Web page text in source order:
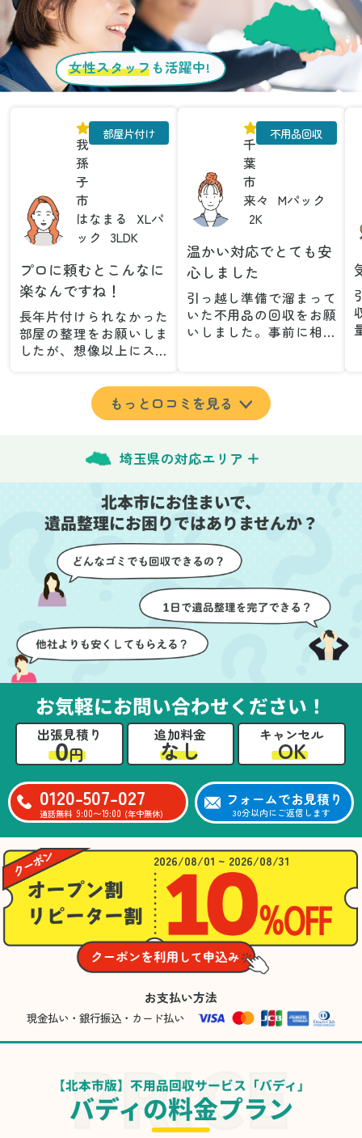
女性スタッフ も活躍中!
我
孫
子
市
はなまる
XLパ
ック
3LDK
部屋片付け
プロに頼むとこんなに
楽なんですね！
長年片付けられなかった
部屋の整理をお願いしま
したが、想像以上にスム
が集めた物や古い家具が
多く、自分たちだけでは
どうにもならない状態で
んが手際よく片付けてく
れたので、部屋が驚くほ
どスッキリしました。自
分では手が回らなかった
場所も含め、プロの力を
実感しました。
特に、物が散乱していた
部屋の整理や、細かなア
イテムの仕分けを迅速か
つ丁寧に対応していただ
けたのがありがたかった
です。家族それぞれが必
要なものを確認しながら
進めることができ、安心
できました。さらに、作
業終了後には部屋全体を
清掃していただき、まる
で新しい家のような清潔
千
葉
市
来々
Mパック
2K
不用品回収
温かい対応でとても安
心しました
引っ越し準備で溜まって
いた不用品の回収をお願
いしました。事前に相談
とができました。特に、
古い家具や壊れた家電な
ど、処分が難しいものが
よく対応していただき驚
きました。
当日は2名のスタッフが来
てくださり、作業の流れ
や注意点をしっかり説明
していただけたので、こ
ちらも安心感を持って作
業を見守ることができま
した。運び出しの際も、
壁や床を傷つけないよう
に細心の注意を払ってい
ただき、家全体がスムー
ズに片付いていくのがと
業が終わった後には、こ
ちらからお願いしなくて
も部屋を簡単に清掃して
いただけたのも好印象で
した。
サイクル可能なものにつ
いても教えていただき、
今後の片付けにも役立つ
知識が増えました。また
何かあれば、ぜひお願い
したいと思っています。
心のこもったサービスを
ありがとうございまし
た。
もっと口コミを見る
埼玉県の対応エリア
北本市にお住まいで、
遺品整理にお困りではありませんか？
お気軽にお問い合わせください！
出張見積り
0円
追加料金
なし
キャンセル
OK
0120-507-027
通話無料 9:00〜19:00 (年中無休)
フォームでお見積り
30分以内にご返信します
2026/08/01 ~ 2026/08/31
お支払い方法
現金払い・銀行振込・カード払い
【北本市版】不用品回収サービス「バディ」
バディの料金プラン